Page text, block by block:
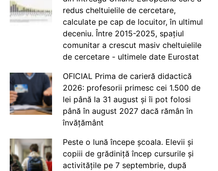
redus cheltuielile de cercetare,
calculate pe cap de locuitor, în ultimul
deceniu. Între 2015-2025, spațiul
comunitar a crescut masiv cheltuielile
de cercetare - ultimele date Eurostat
OFICIAL Prima de carieră didactică
2026: profesorii primesc cei 1.500 de
lei până la 31 august și îi pot folosi
până în august 2027 dacă rămân în
învățământ
Peste o lună începe școala. Elevii și
copiii de grădiniță încep cursurile și
activitățile pe 7 septembrie, după